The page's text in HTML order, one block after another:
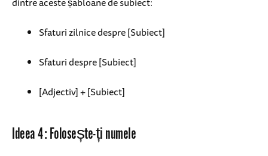
Sfaturi zilnice despre [Subiect]
Sfaturi despre [Subiect]
[Adjectiv] + [Subiect]
Ideea 4: Folosește-ți numele